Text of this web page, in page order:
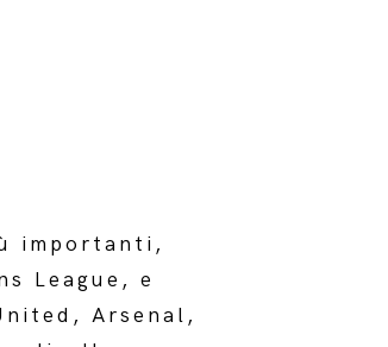
importanti,
League, e
Arsenal,